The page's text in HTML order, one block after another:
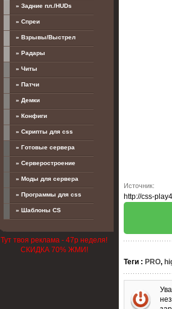
Источник:
http://css-
Теги : PRO,
» Задние пл./HUDs
» Спреи
» Взрывы/Выстрел
» Радары
» Читы
» Патчи
» Демки
» Конфиги
» Скрипты для css
» Готовые сервера
» Серверостроение
» Моды для сервера
» Программы для css
» Шаблоны CS
Тут твоя реклама - 47р неделя!
СКИДКА 70% ЖМИ!